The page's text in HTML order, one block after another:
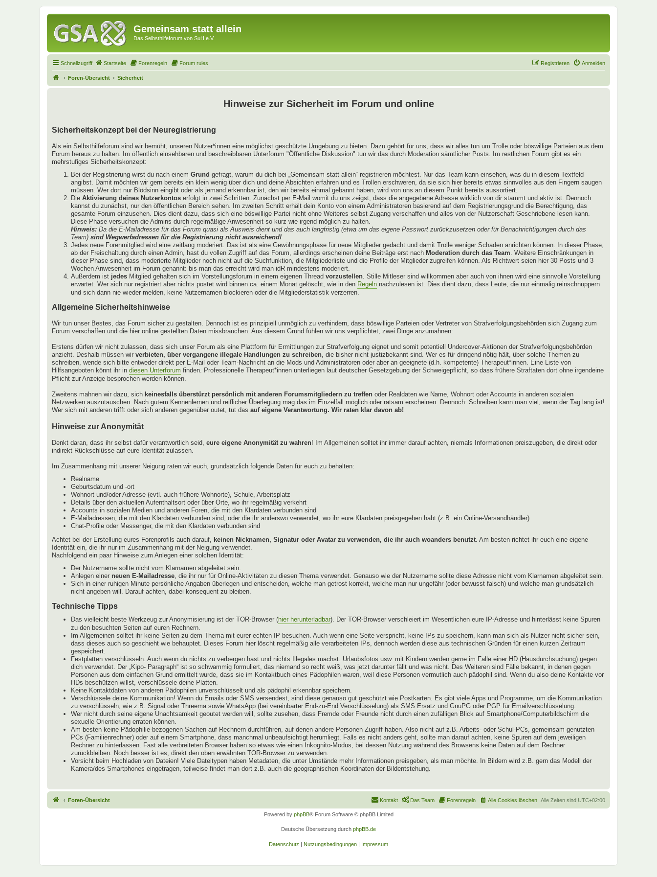
Gemeinsam statt allein
Das Selbsthilfeforum von SuH e.V.
Schnellzugriff Startseite Forenregeln Forum rules Anmelden
Registrieren
Foren-Übersicht Sicherheit
Hinweise zur Sicherheit im Forum und online
Sicherheitskonzept bei der Neuregistrierung
Als ein Selbsthilfeforum sind wir bemüht, unseren Nutzer*innen eine möglichst geschützte Umgebung zu bieten. Dazu gehört für uns, dass wir alles tun um Trolle oder böswillige Parteien aus dem
Forum heraus zu halten. Im öffentlich einsehbaren und beschreibbaren Unterforum "Öffentliche Diskussion" tun wir das durch Moderation sämtlicher Posts. Im restlichen Forum gibt es ein
mehrstufiges Sicherheitskonzept:
Bei der Registrierung wirst du nach einem Grund gefragt, warum du dich bei „Gemeinsam statt allein“ registrieren möchtest. Nur das Team kann einsehen, was du in diesem Textfeld
angibst. Damit möchten wir gern bereits ein klein wenig über dich und deine Absichten erfahren und es Trollen erschweren, da sie sich hier bereits etwas sinnvolles aus den Fingern saugen
müssen. Wer dort nur Blödsinn eingibt oder als jemand erkennbar ist, den wir bereits einmal gebannt haben, wird von uns an diesem Punkt bereits aussortiert.
Die Aktivierung deines Nutzerkontos erfolgt in zwei Schritten: Zunächst per E-Mail womit du uns zeigst, dass die angegebene Adresse wirklich von dir stammt und aktiv ist. Dennoch
kannst du zunächst, nur den öffentlichen Bereich sehen. Im zweiten Schritt erhält dein Konto von einem Administratoren basierend auf dem Registrierungsgrund die Berechtigung, das
gesamte Forum einzusehen. Dies dient dazu, dass sich eine böswillige Partei nicht ohne Weiteres selbst Zugang verschaffen und alles von der Nutzerschaft Geschriebene lesen kann.
Diese Phase versuchen die Admins durch regelmäßige Anwesenheit so kurz wie irgend möglich zu halten.
Hinweis: Da die E-Mailadresse für das Forum quasi als Ausweis dient und das auch langfristig (etwa um das eigene Passwort zurückzusetzen oder für Benachrichtigungen durch das
Team) sind Wegwerfadressen für die Registrierung nicht ausreichend!
Jedes neue Forenmitglied wird eine zeitlang moderiert. Das ist als eine Gewöhnungsphase für neue Mitglieder gedacht und damit Trolle weniger Schaden anrichten können. In dieser Phase,
ab der Freischaltung durch einen Admin, hast du vollen Zugriff auf das Forum, allerdings erscheinen deine Beiträge erst nach Moderation durch das Team . Weitere Einschränkungen in
dieser Phase sind, dass moderierte Mitglieder noch nicht auf die Suchfunktion, die Mitgliederliste und die Profile der Mitglieder zugreifen können. Als Richtwert seien hier 30 Posts und 3
Wochen Anwesenheit im Forum genannt: bis man das erreicht wird man idR mindestens moderiert.
Außerdem ist jedes Mitglied gehalten sich im Vorstellungsforum in einem eigenen Thread vorzustellen . Stille Mitleser sind willkommen aber auch von ihnen wird eine sinnvolle Vorstellung
erwartet. Wer sich nur registriert aber nichts postet wird binnen ca. einem Monat gelöscht, wie in den Regeln nachzulesen ist. Dies dient dazu, dass Leute, die nur einmalig reinschnuppern
und sich dann nie wieder melden, keine Nutzernamen blockieren oder die Mitgliederstatistik verzerren.
Allgemeine Sicherheitshinweise
Wir tun unser Bestes, das Forum sicher zu gestalten. Dennoch ist es prinzipiell unmöglich zu verhindern, dass böswillige Parteien oder Vertreter von Strafverfolgungsbehörden sich Zugang zum
Forum verschaffen und die hier online gestellten Daten missbrauchen. Aus diesem Grund fühlen wir uns verpflichtet, zwei Dinge anzumahnen:
Erstens dürfen wir nicht zulassen, dass sich unser Forum als eine Plattform für Ermittlungen zur Strafverfolgung eignet und somit potentiell Undercover-Aktionen der Strafverfolgungsbehörden
anzieht. Deshalb müssen wir verbieten, über vergangene illegale Handlungen zu schreiben , die bisher nicht justizbekannt sind. Wer es für dringend nötig hält, über solche Themen zu
schreiben, wende sich bitte entweder direkt per E-Mail oder Team-Nachricht an die Mods und Administratoren oder aber an geeignete (d.h. kompetente) Therapeut*innen. Eine Liste von
Hilfsangeboten könnt ihr in diesen Unterforum finden. Professionelle Therapeut*innen unterliegen laut deutscher Gesetzgebung der Schweigepflicht, so dass frühere Straftaten dort ohne irgendeine
Pflicht zur Anzeige besprochen werden können.
Zweitens mahnen wir dazu, sich keinesfalls überstürzt persönlich mit anderen Forumsmitgliedern zu treffen oder Realdaten wie Name, Wohnort oder Accounts in anderen sozialen
Netzwerken auszutauschen. Nach gutem Kennenlernen und reiflicher Überlegung mag das im Einzelfall möglich oder ratsam erscheinen. Dennoch: Schreiben kann man viel, wenn der Tag lang ist!
Wer sich mit anderen trifft oder sich anderen gegenüber outet, tut das auf eigene Verantwortung. Wir raten klar davon ab!
Hinweise zur Anonymität
Denkt daran, dass ihr selbst dafür verantwortlich seid, eure eigene Anonymität zu wahren! Im Allgemeinen solltet ihr immer darauf achten, niemals Informationen preiszugeben, die direkt oder
indirekt Rückschlüsse auf eure Identität zulassen.
Im Zusammenhang mit unserer Neigung raten wir euch, grundsätzlich folgende Daten für euch zu behalten:
Realname
Geburtsdatum und -ort
Wohnort und/oder Adresse (evtl. auch frühere Wohnorte), Schule, Arbeitsplatz
Details über den aktuellen Aufenthaltsort oder über Orte, wo ihr regelmäßig verkehrt
Accounts in sozialen Medien und anderen Foren, die mit den Klardaten verbunden sind
E-Mailadressen, die mit den Klardaten verbunden sind, oder die ihr anderswo verwendet, wo ihr eure Klardaten preisgegeben habt (z.B. ein Online-Versandhändler)
Chat-Profile oder Messenger, die mit den Klardaten verbunden sind
Achtet bei der Erstellung eures Forenprofils auch darauf, keinen Nicknamen, Signatur oder Avatar zu verwenden, die ihr auch woanders benutzt . Am besten richtet ihr euch eine eigene
Identität ein, die ihr nur im Zusammenhang mit der Neigung verwendet.
Nachfolgend ein paar Hinweise zum Anlegen einer solchen Identität:
Der Nutzername sollte nicht vom Klarnamen abgeleitet sein.
Anlegen einer neuen E-Mailadresse, die ihr nur für Online-Aktivitäten zu diesen Thema verwendet. Genauso wie der Nutzername sollte diese Adresse nicht vom Klarnamen abgeleitet sein.
Sich in einer ruhigen Minute persönliche Angaben überlegen und entscheiden, welche man getrost korrekt, welche man nur ungefähr (oder bewusst falsch) und welche man grundsätzlich
nicht angeben will. Darauf achten, dabei konsequent zu bleiben.
Technische Tipps
Das vielleicht beste Werkzeug zur Anonymisierung ist der TOR-Browser (hier herunterladbar). Der TOR-Browser verschleiert im Wesentlichen eure IP-Adresse und hinterlässt keine Spuren
zu den besuchten Seiten auf euren Rechnern.
Im Allgemeinen solltet ihr keine Seiten zu dem Thema mit eurer echten IP besuchen. Auch wenn eine Seite verspricht, keine IPs zu speichern, kann man sich als Nutzer nicht sicher sein,
dass dieses auch so geschieht wie behauptet. Dieses Forum hier löscht regelmäßig alle verarbeiteten IPs, dennoch werden diese aus technischen Gründen für einen kurzen Zeitraum
gespeichert.
Festplatten verschlüsseln. Auch wenn du nichts zu verbergen hast und nichts Illegales machst. Urlaubsfotos usw. mit Kindern werden gerne im Falle einer HD (Hausdurchsuchung) gegen
dich verwendet. Der „Kipo- Paragraph“ ist so schwammig formuliert, das niemand so recht weiß, was jetzt darunter fällt und was nicht. Des Weiteren sind Fälle bekannt, in denen gegen
Personen aus dem einfachen Grund ermittelt wurde, dass sie im Kontaktbuch eines Pädophilen waren, weil diese Personen vermutlich auch pädophil sind. Wenn du also deine Kontakte vor
HDs beschützen willst, verschlüssele deine Platten.
Keine Kontaktdaten von anderen Pädophilen unverschlüsselt und als pädophil erkennbar speichern.
Verschlüssele deine Kommunikation! Wenn du Emails oder SMS versendest, sind diese genauso gut geschützt wie Postkarten. Es gibt viele Apps und Programme, um die Kommunikation
zu verschlüsseln, wie z.B. Signal oder Threema sowie WhatsApp (bei vereinbarter End-zu-End Verschlüsselung) als SMS Ersatz und GnuPG oder PGP für Emailverschlüsselung.
Wer nicht durch seine eigene Unachtsamkeit geoutet werden will, sollte zusehen, dass Fremde oder Freunde nicht durch einen zufälligen Blick auf Smartphone/Computerbildschirm die
sexuelle Orientierung erraten können.
Am besten keine Pädophilie-bezogenen Sachen auf Rechnern durchführen, auf denen andere Personen Zugriff haben. Also nicht auf z.B. Arbeits- oder Schul-PCs, gemeinsam genutzten
PCs (Familienrechner) oder auf einem Smartphone, dass manchmal unbeaufsichtigt herumliegt. Falls es nicht anders geht, sollte man darauf achten, keine Spuren auf dem jeweiligen
Rechner zu hinterlassen. Fast alle verbreiteten Browser haben so etwas wie einen Inkognito-Modus, bei dessen Nutzung während des Browsens keine Daten auf dem Rechner
zurückbleiben. Noch besser ist es, direkt den oben erwähnten TOR-Browser zu verwenden.
Vorsicht beim Hochladen von Dateien! Viele Dateitypen haben Metadaten, die unter Umstände mehr Informationen preisgeben, als man möchte. In Bildern wird z.B. gern das Modell der
Kamera/des Smartphones eingetragen, teilweise findet man dort z.B. auch die geographischen Koordinaten der Bildentstehung.
Foren-Übersicht Alle Zeiten sind UTC+02:00
Alle Cookies löschen
Forenregeln
Das Team
Kontakt
Powered by phpBB® Forum Software © phpBB Limited
Deutsche Übersetzung durch phpBB.de
Datenschutz | Nutzungsbedingungen | Impressum